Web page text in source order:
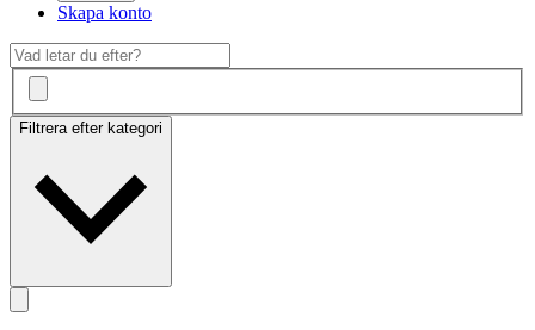
Skapa konto
Filtrera efter kategori